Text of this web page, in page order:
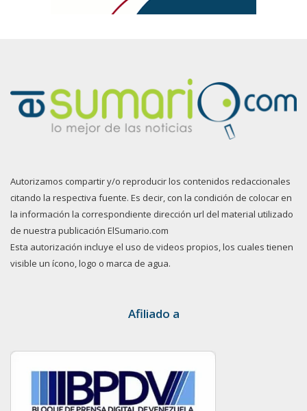
Autorizamos compartir y/o reproducir los contenidos redaccionales
citando la respectiva fuente. Es decir, con la condición de colocar en
la información la correspondiente dirección url del material utilizado
de nuestra publicación ElSumario.com
Esta autorización incluye el uso de videos propios, los cuales tienen
visible un ícono, logo o marca de agua.
Afiliado a